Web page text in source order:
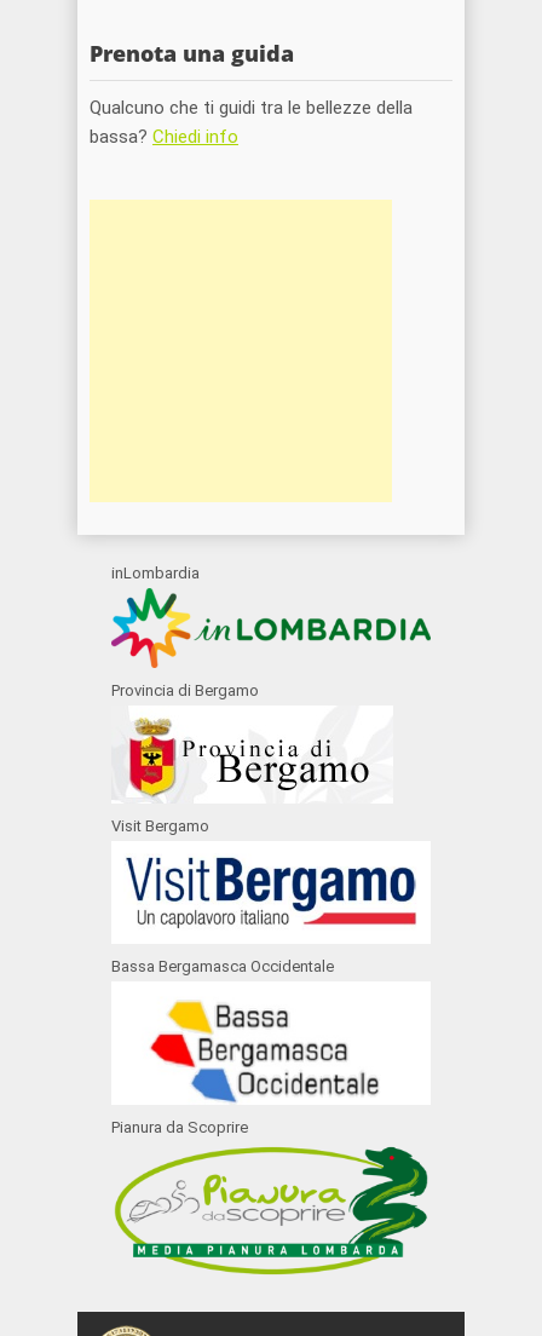
Prenota una guida
Qualcuno che ti guidi tra le bellezze della
bassa? Chiedi info
inLombardia
Provincia di Bergamo
Visit Bergamo
Bassa Bergamasca Occidentale
Pianura da Scoprire